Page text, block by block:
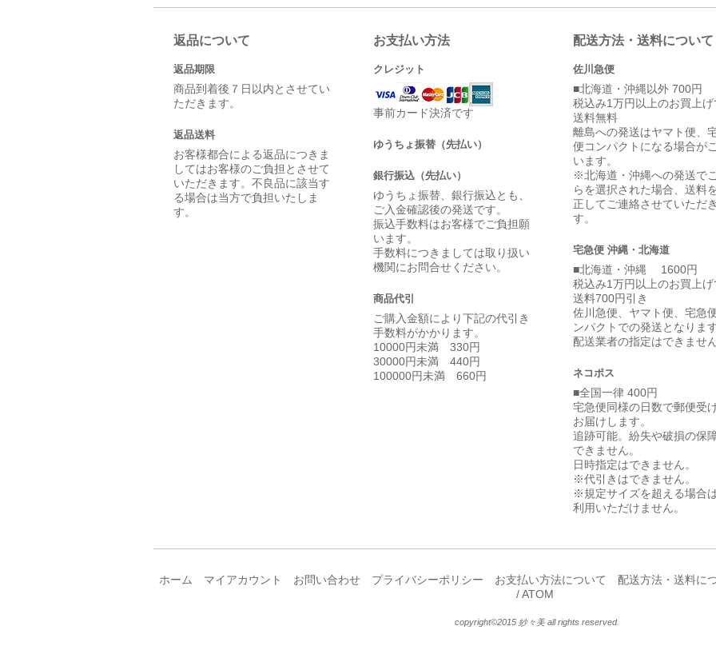
返品について
返品期限
商品到着後７日以内とさせてい
ただきます。
返品送料
お客様都合による返品につきま
してはお客様のご負担とさせて
いただきます。不良品に該当す
る場合は当方で負担いたしま
す。
お支払い方法
クレジット
事前カード決済です
ゆうちょ振替（先払い）
銀行振込（先払い）
ゆうちょ振替、銀行振込とも、
ご入金確認後の発送です。
振込手数料はお客様でご負担願
います。
手数料につきましては取り扱い
機関にお問合せください。
商品代引
ご購入金額により下記の代引き
手数料がかかります。
10000円未満 330円
30000円未満 440円
100000円未満 660円
配送方法・送料について
佐川急便
■北海道・沖縄以外 700円
税込み1万円以上のお買上げ
送料無料
離島への発送はヤマト便、
便コンパクトになる場合が
います。
※北海道・沖縄への発送で
らを選択された場合、送料
正してご連絡させていただ
す。
宅急便 沖縄・北海道
■北海道・沖縄 1600円
税込み1万円以上のお買上げ
送料700円引き
佐川急便、ヤマト便、宅急
ンパクトでの発送となります
配送業者の指定はできません
ネコポス
■全国一律 400円
宅急便同様の日数で郵便受
お届けします。
追跡可能。紛失や破損の保
できません。
日時指定はできません。
※代引きはできません。
※規定サイズを超える場合
利用いただけません。
ホーム マイアカウント お問い合わせ プライバシーポリシー お支払い方法について 配送方法・送料に
/ATOM
copyright©2015 紗々美 all rights reserved.